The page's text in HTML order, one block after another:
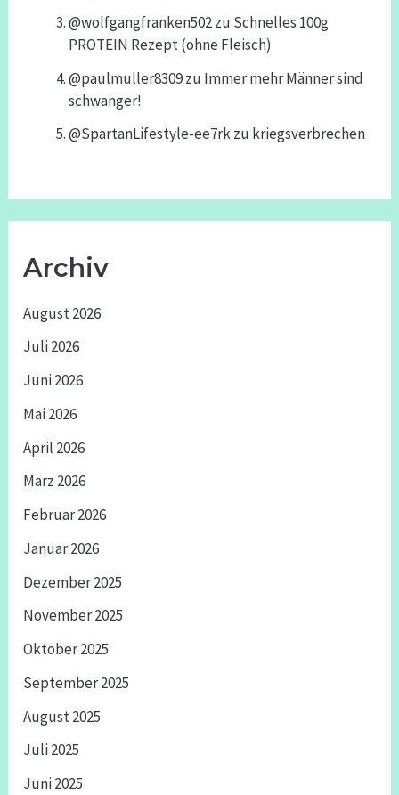
@wolfgangfranken502zu Schnelles 100g
PROTEIN Rezept (ohne Fleisch)
@paulmuller8309zu Immer mehr Männer sind
schwanger!
@SpartanLifestyle-ee7rkzu kriegsverbrechen
Archiv
August 2026
Juli 2026
Juni 2026
Mai 2026
April 2026
März 2026
Februar 2026
Januar 2026
Dezember 2025
November 2025
Oktober 2025
September 2025
August 2025
Juli 2025
Juni 2025